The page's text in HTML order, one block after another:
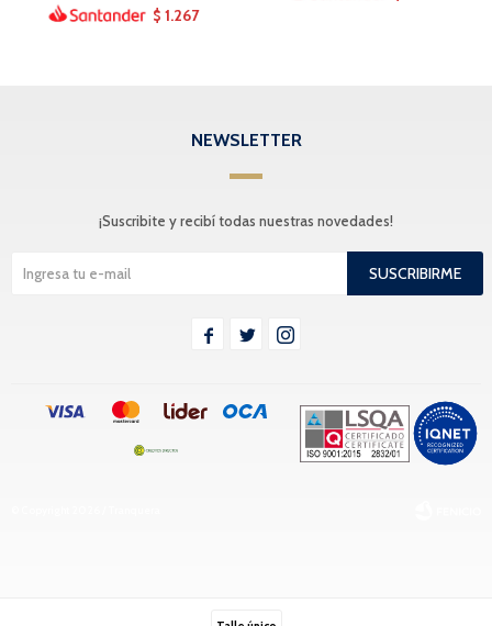
$ 1.267
NEWSLETTER
¡Suscribite y recibí todas nuestras novedades!
SUSCRIBIRME
  